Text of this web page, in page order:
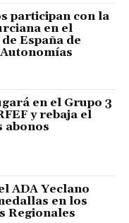
participan con la
en el
España de
en el Grupo 3
y rebaja el
abonos
ADA Yeclano
en los
Regionales